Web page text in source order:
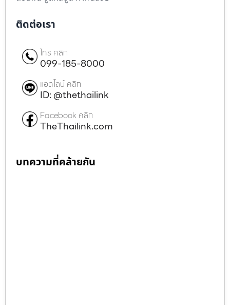
ติดต่อเรา
โทร คลิก
099-185-8000
แอดไลน์ คลิก
ID: @thethailink
Facebook คลิก
TheThailink.com
บทความที่คล้ายกัน